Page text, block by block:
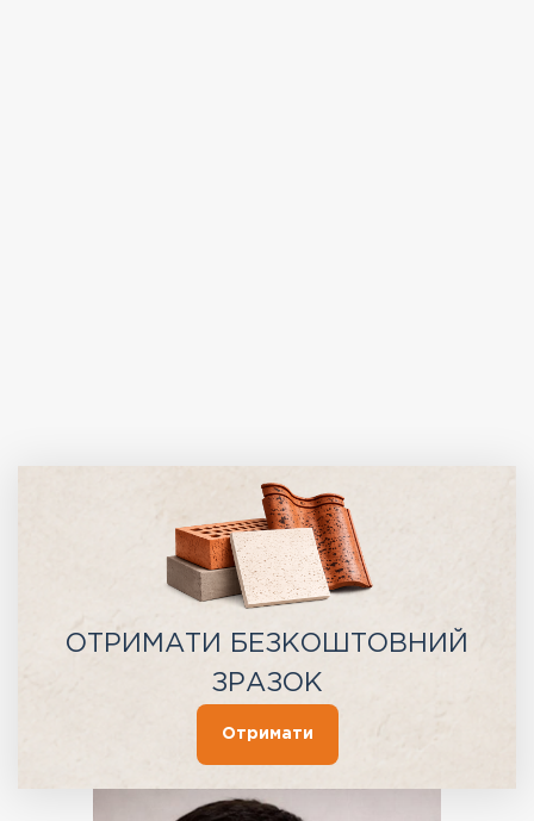
ОТРИМАТИ БЕЗКОШТОВНИЙ
ЗРАЗОК
Отримати